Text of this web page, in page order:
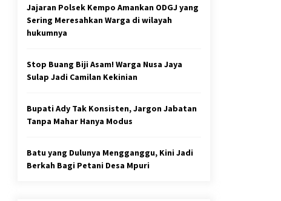
Jajaran Polsek Kempo Amankan ODGJ yang
Sering Meresahkan Warga di wilayah
hukumnya
Stop Buang Biji Asam! Warga Nusa Jaya
Sulap Jadi Camilan Kekinian
Bupati Ady Tak Konsisten, Jargon Jabatan
Tanpa Mahar Hanya Modus
Batu yang Dulunya Mengganggu, Kini Jadi
Berkah Bagi Petani Desa Mpuri